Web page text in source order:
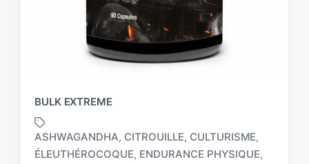
BULK EXTREME
ASHWAGANDHA, CITROUILLE, CULTURISME,
ÉLEUTHÉROCOQUE, ENDURANCE PHYSIQUE,